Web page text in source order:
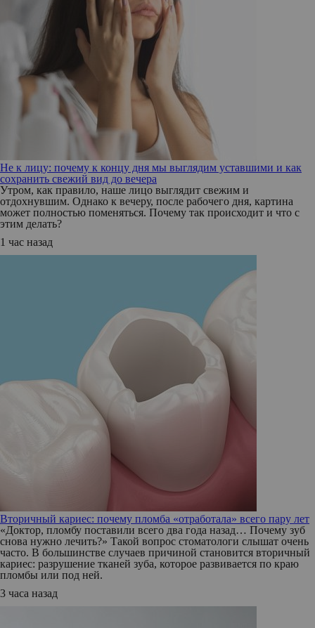
Не к лицу: почему к концу дня мы выглядим уставшими и как
сохранить свежий вид до вечера
Утром, как правило, наше лицо выглядит свежим и
отдохнувшим. Однако к вечеру, после рабочего дня, картина
может полностью поменяться. Почему так происходит и что с
этим делать?
1 час назад
Вторичный кариес: почему пломба «отработала» всего пару лет
«Доктор, пломбу поставили всего два года назад… Почему зуб
снова нужно лечить?» Такой вопрос стоматологи слышат очень
часто. В большинстве случаев причиной становится вторичный
кариес: разрушение тканей зуба, которое развивается по краю
пломбы или под ней.
3 часа назад